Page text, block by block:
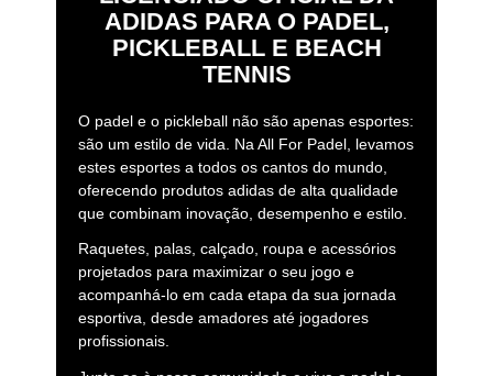
ADIDAS PARA O PADEL,
PICKLEBALL E BEACH
TENNIS
O padel e o pickleball não são apenas esportes:
são um estilo de vida. Na All For Padel, levamos
estes esportes a todos os cantos do mundo,
oferecendo produtos adidas de alta qualidade
que combinam inovação, desempenho e estilo.
Raquetes, palas, calçado, roupa e acessórios
projetados para maximizar o seu jogo e
acompanhá-lo em cada etapa da sua jornada
esportiva, desde amadores até jogadores
profissionais.